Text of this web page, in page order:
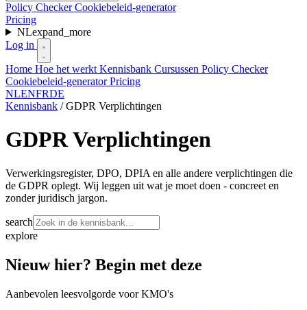
Policy CheckerCookiebeleid-generator
Pricing
NLexpand_more
Log in
Home Hoe het werkt Kennisbank Cursussen Policy Checker
Cookiebeleid-generatorPricing
NLENFRDE
Kennisbank / GDPR Verplichtingen
GDPR Verplichtingen
Verwerkingsregister, DPO, DPIA en alle andere verplichtingen die
de GDPR oplegt. Wij leggen uit wat je moet doen - concreet en
zonder juridisch jargon.
search
explore
Nieuw hier? Begin met deze
Aanbevolen leesvolgorde voor KMO's